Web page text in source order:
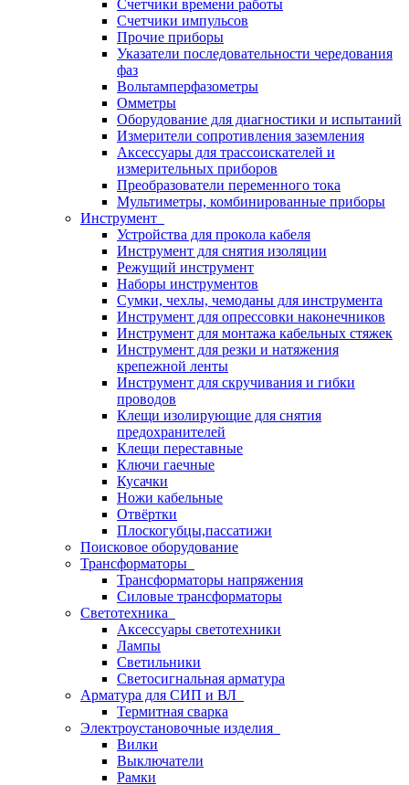
Счетчики времени работы
Счетчики импульсов
Прочие приборы
Указатели последовательности чередования
фаз
Вольтамперфазометры
Омметры
Оборудование для диагностики и испытаний
Измерители сопротивления заземления
Аксессуары для трассоискателей и
измерительных приборов
Преобразователи переменного тока
Мультиметры, комбинированные приборы
Инструмент
Устройства для прокола кабеля
Инструмент для снятия изоляции
Режущий инструмент
Наборы инструментов
Сумки, чехлы, чемоданы для инструмента
Инструмент для опрессовки наконечников
Инструмент для монтажа кабельных стяжек
Инструмент для резки и натяжения
крепежной ленты
Инструмент для скручивания и гибки
проводов
Клещи изолирующие для снятия
предохранителей
Клещи переставные
Ключи гаечные
Кусачки
Ножи кабельные
Отвёртки
Плоскогубцы,пассатижи
Поисковое оборудование
Трансформаторы
Трансформаторы напряжения
Силовые трансформаторы
Светотехника
Аксессуары светотехники
Лампы
Светильники
Светосигнальная арматура
Арматура для СИП и ВЛ
Термитная сварка
Электроустановочные изделия
Вилки
Выключатели
Рамки